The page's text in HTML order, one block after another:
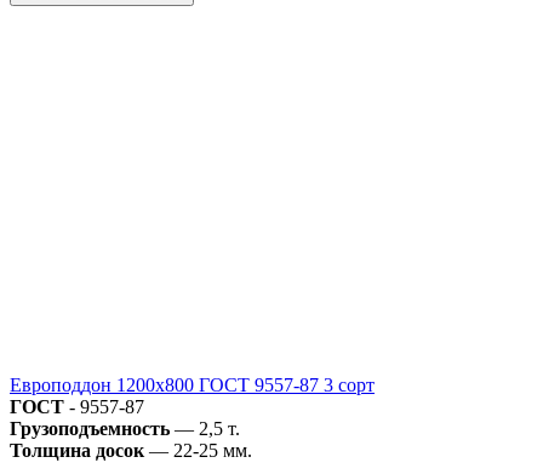
Европоддон 1200х800 ГОСТ 9557-87 3 сорт
ГОСТ - 9557-87
Грузоподъемность — 2,5 т.
Толщина досок — 22-25 мм.